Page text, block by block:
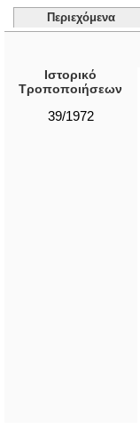
Περιεχόμενα
Ιστορικό
Τροποποιήσεων
39/1972